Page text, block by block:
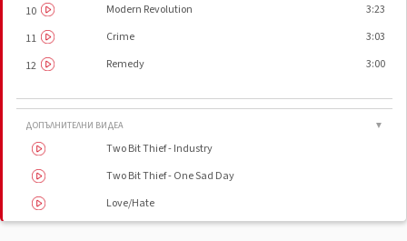
10
Modern Revolution
3:23
11
Crime
3:03
12
Remedy 3:00
ДОПЪЛНИТЕЛНИ ВИДЕА ▼
Two Bit Thief - Industry
Two Bit Thief - One Sad Day
Love/Hate